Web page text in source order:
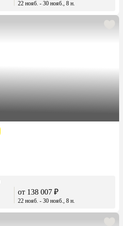
22 нояб. - 30 нояб., 8 н.
от 138 007 ₽
22 нояб. - 30 нояб., 8 н.